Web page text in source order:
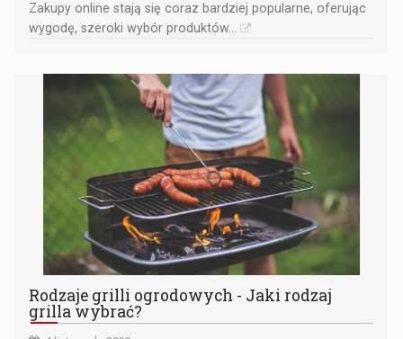
​Zakupy online stają się coraz bardziej popularne, oferując
wygodę, szeroki wybór produktów...
Rodzaje grilli ogrodowych - Jaki rodzaj
grilla wybrać?